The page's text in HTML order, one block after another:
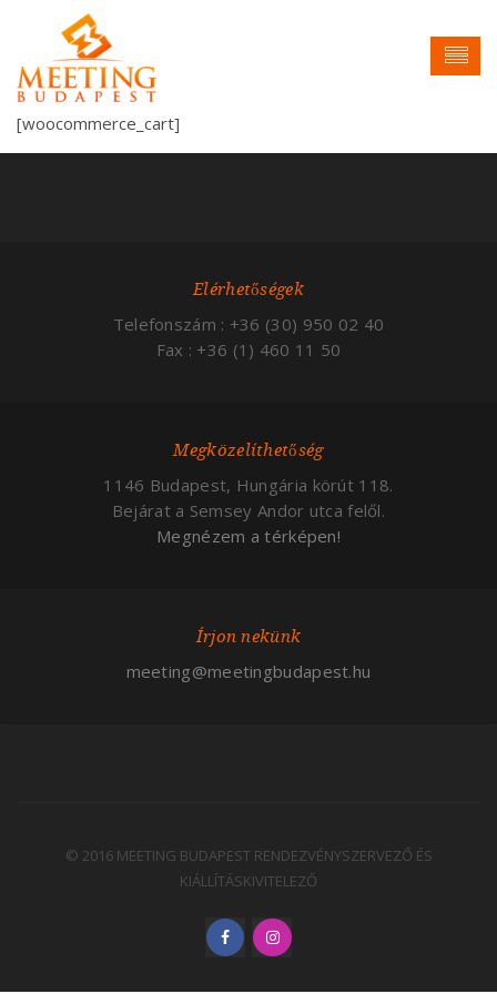
[woocommerce_cart]
Elérhetőségek
Telefonszám : +36 (30) 950 02 40
Fax : +36 (1) 460 11 50
Megközelíthetőség
1146 Budapest, Hungária körút 118.
Bejárat a Semsey Andor utca felől.
Megnézem a térképen!
Írjon nekünk
meeting@meetingbudapest.hu
© 2016 MEETING BUDAPEST RENDEZVÉNYSZERVEZŐ ÉS
KIÁLLÍTÁSKIVITELEZŐ